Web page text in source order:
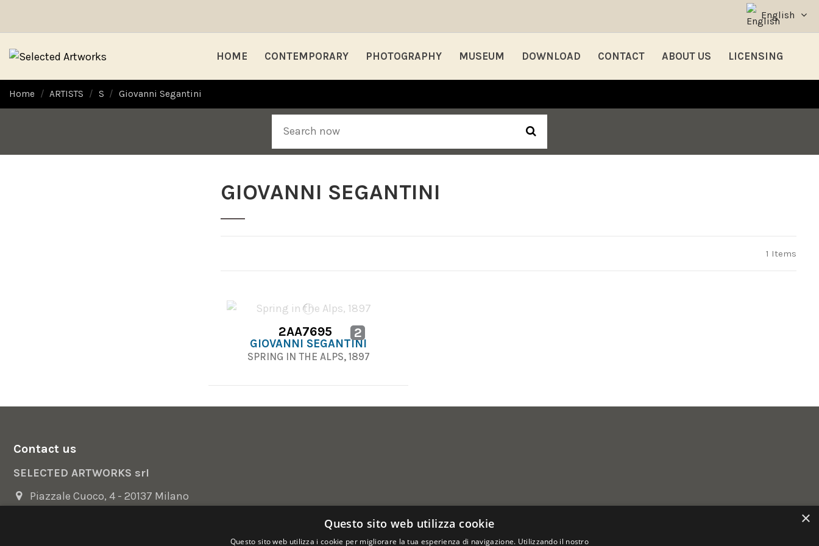
English
HOME CONTEMPORARY PHOTOGRAPHY MUSEUM DOWNLOAD CONTACT ABOUT US LICENSING
Home ARTISTS S Giovanni Segantini
GIOVANNI SEGANTINI
1 Items
2AA7695 2
GIOVANNI SEGANTINI
SPRING IN THE ALPS, 1897
Contact us
SELECTED ARTWORKS srl
Piazzale Cuoco, 4 - 20137 Milano
×
Questo sito web utilizza cookie
Questo sito web utilizza i cookie per migliorare la tua esperienza di navigazione. Utilizzando il nostro